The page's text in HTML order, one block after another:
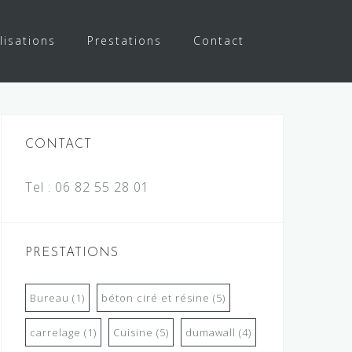
Prestations Contact
CONTACT
Tel : 06 82 55 28 01
PRESTATIONS
Bureau (1) béton ciré et résine (5)
carrelage (1) Cuisine (5) dumawall (4)